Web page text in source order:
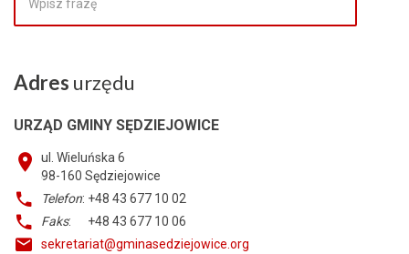
Adres urzędu
URZĄD GMINY SĘDZIEJOWICE
ul. Wieluńska 6
98-160 Sędziejowice
Telefon: +48 43 677 10 02
Faks: +48 43 677 10 06
sekretariat@gminasedziejowice.org